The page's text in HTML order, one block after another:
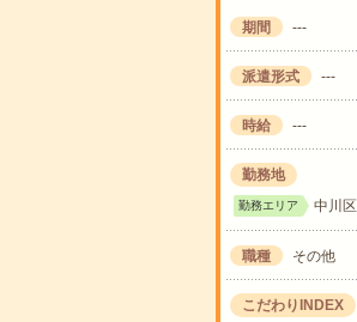
期間 ---
派遣形式 ---
時給 ---
勤務地
勤務エリア 中川区
職種 その他
こだわりINDEX